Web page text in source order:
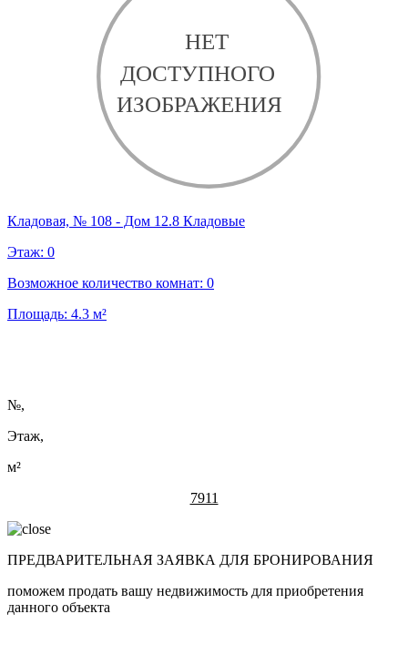
Кладовая, № 108 - Дом 12.8 Кладовые
Этаж: 0
Возможное количество комнат: 0
Площадь: 4.3 м²
№,
Этаж,
м²
7911
ПРЕДВАРИТЕЛЬНАЯ ЗАЯВКА ДЛЯ БРОНИРОВАНИЯ
поможем продать вашу недвижимость для приобретения
данного объекта